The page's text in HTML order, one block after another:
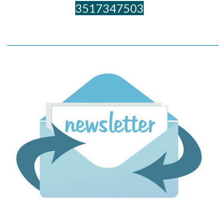
3517347503